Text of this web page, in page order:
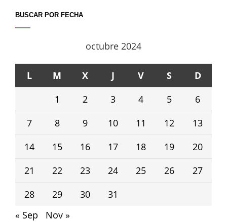
BUSCAR POR FECHA
octubre 2024
L M X J V S
D
1
2 3 4 5
6
7
8 9 10 11 12
13
14
15 16 17 18 19
20
21
22 23 24 25 26
27
28
29 30
31
« Sep
Nov »